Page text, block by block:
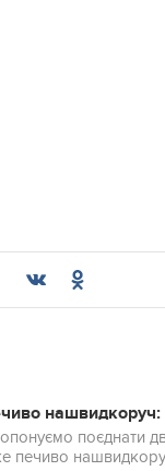
нашвидкоруч:
поєднати
печиво